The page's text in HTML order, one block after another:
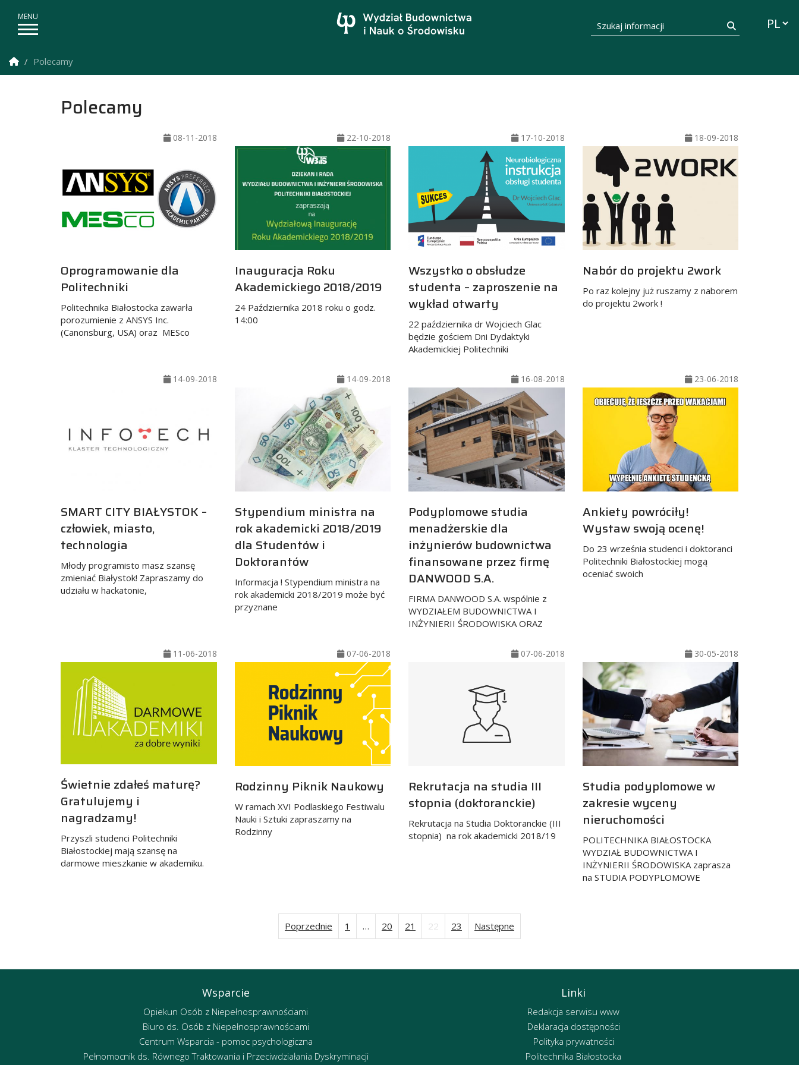
Szukaj informacji
Strona Główna
Polecamy
Polecamy
08-11-2018
Oprogramowanie dla
Politechniki
Politechnika Białostocka zawarła
porozumienie z ANSYS Inc.
(Canonsburg, USA) oraz MESco
22-10-2018
Inauguracja Roku
Akademickiego 2018/2019
24 Października 2018 roku o godz.
14:00
17-10-2018
Wszystko o obsłudze
studenta – zaproszenie na
wykład otwarty
22 października dr Wojciech Glac
będzie gościem Dni Dydaktyki
Akademickiej Politechniki
18-09-2018
Nabór do projektu 2work
Po raz kolejny już ruszamy z naborem
do projektu 2work !
14-09-2018
SMART CITY BIAŁYSTOK –
człowiek, miasto,
technologia
Młody programisto masz szansę
zmieniać Białystok! Zapraszamy do
udziału w hackatonie,
14-09-2018
Stypendium ministra na
rok akademicki 2018/2019
dla Studentów i
Doktorantów
Informacja ! Stypendium ministra na
rok akademicki 2018/2019 może być
przyznane
16-08-2018
Podyplomowe studia
menadżerskie dla
inżynierów budownictwa
finansowane przez firmę
DANWOOD S.A.
FIRMA DANWOOD S.A. wspólnie z
WYDZIAŁEM BUDOWNICTWA I
INŻYNIERII ŚRODOWISKA ORAZ
23-06-2018
Ankiety powróciły!
Wystaw swoją ocenę!
Do 23 września studenci i doktoranci
Politechniki Białostockiej mogą
oceniać swoich
11-06-2018
Świetnie zdałeś maturę?
Gratulujemy i
nagradzamy!
Przyszli studenci Politechniki
Białostockiej mają szansę na
darmowe mieszkanie w akademiku.
07-06-2018
Rodzinny Piknik Naukowy
W ramach XVI Podlaskiego Festiwalu
Nauki i Sztuki zapraszamy na
Rodzinny
07-06-2018
Rekrutacja na studia III
stopnia (doktoranckie)
Rekrutacja na Studia Doktoranckie (III
stopnia) na rok akademicki 2018/19
30-05-2018
Studia podyplomowe w
zakresie wyceny
nieruchomości
POLITECHNIKA BIAŁOSTOCKA
WYDZIAŁ BUDOWNICTWA I
INŻYNIERII ŚRODOWISKA zaprasza
na STUDIA PODYPLOMOWE
Stronicowanie
Poprzednie 1 … 20 21 22 23 Następne
Wsparcie
Opiekun Osób z Niepełnosprawnościami
Biuro ds. Osób z Niepełnosprawnościami
Centrum Wsparcia - pomoc psychologiczna
Pełnomocnik ds. Równego Traktowania i Przeciwdziałania Dyskryminacji
Linki
Redakcja serwisu www
Deklaracja dostępności
Polityka prywatności
Politechnika Białostocka